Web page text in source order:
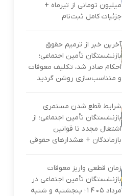
میلیون تومانی از تیرماه +
جزئیات کامل ثبت‌نام
آخرین خبر از ترمیم حقوق
بازنشستگان تأمین اجتماعی؛
احکام صادر شد، تکلیف معوقات
و متناسب‌سازی روشن گردید
شرایط قطع شدن مستمری
بازنشستگان تأمین اجتماعی؛ از
اشتغال مجدد تا قوانین
بازماندگان + هشدارهای حقوقی
زمان قطعی واریز معوقات
بازنشستگان تأمین اجتماعی در
مرداد ۱۴۰۵؛ پنجشنبه و شنبه